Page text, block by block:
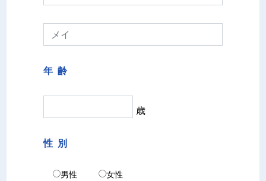
年 齢
歳
性 別
男性 女性